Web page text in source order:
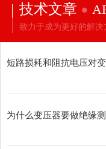
技术文章
致力于成为更好的解决
短路损耗和阻抗电压对
为什么变压器要做绝缘测